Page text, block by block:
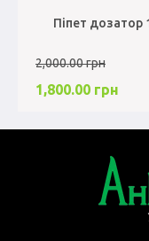
Піпет дозатор
2,000.00 грн
1,800.00 грн